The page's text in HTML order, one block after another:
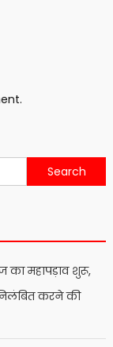
का महापड़ाव शुरू,
करने की